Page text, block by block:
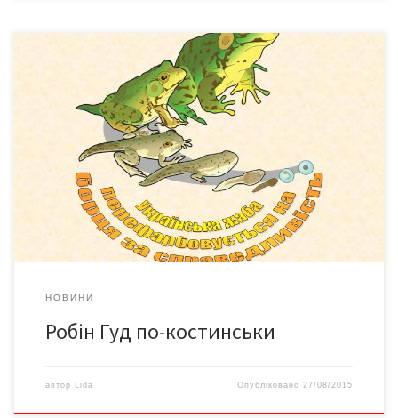
Красти – погано. Це знають навіть дітки у дитячому садку. Та
радянська влада нівелювала поняття чесності у своїх
громадян: украсти в держави ніколи не було соромно, хоча й
каралося жорсткіше – тією ж державою. Нині часи змінилися:
вже рідна держава обібрала більшість українців до ниточки,
та не позбавила їх працелюбства […]
НОВИНИ
Робін Гуд по-костинськи
автор Lida Опубліковано 27/08/2015